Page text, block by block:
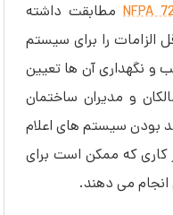
NFPAمطابقت داشته
الزامات را برای سیستم
و نگهداری آن ها تعیین
و مدیران ساختمان
بودن سیستم های اعلام
کاری که ممکن است برای
می دهند.